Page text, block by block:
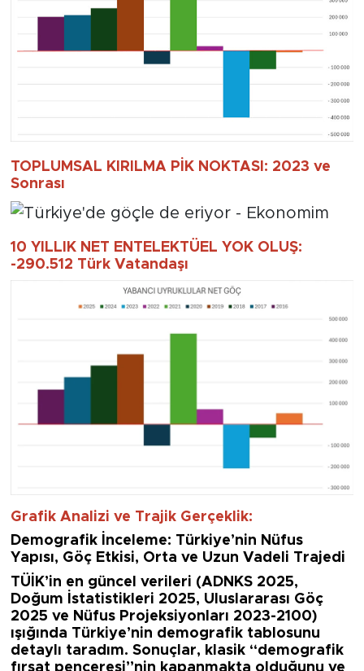
TOPLUMSAL KIRILMA PİK NOKTASI: 2023 ve
Sonrası
10 YILLIK NET ENTELEKTÜEL YOK OLUŞ:
-290.512 Türk Vatandaşı
Grafik Analizi ve Trajik Gerçeklik:
Demografik İnceleme: Türkiye’nin Nüfus
Yapısı, Göç Etkisi, Orta ve Uzun Vadeli Trajedi
TÜİK’in en güncel verileri (ADNKS 2025,
Doğum İstatistikleri 2025, Uluslararası Göç
2025 ve Nüfus Projeksiyonları 2023-2100)
ışığında Türkiye’nin demografik tablosunu
detaylı taradım. Sonuçlar, klasik “demografik
fırsat penceresi”nin kapanmakta olduğunu ve